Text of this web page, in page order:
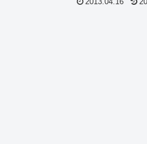
2013.04.16